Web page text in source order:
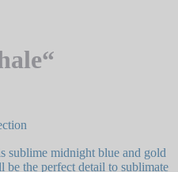
sublime midnight blue and gold
the perfect detail to sublimate